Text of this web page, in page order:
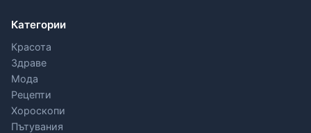
Категории
Красота
Здраве
Мода
Рецепти
Хороскопи
Пътувания